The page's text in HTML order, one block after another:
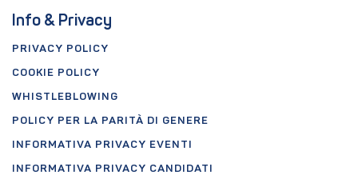
Info & Privacy
PRIVACY POLICY
COOKIE POLICY
WHISTLEBLOWING
POLICY PER LA PARITÀ DI GENERE
INFORMATIVA PRIVACY EVENTI
INFORMATIVA PRIVACY CANDIDATI